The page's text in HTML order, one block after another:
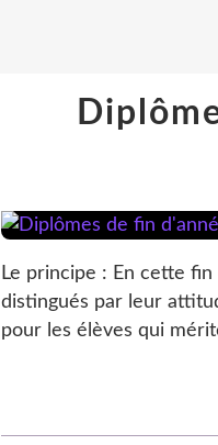
Le principe : En cette
distingués par leur
pour les élèves qui